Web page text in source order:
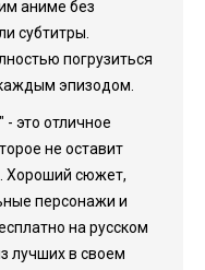
аниме без
субтитры.
погрузиться
эпизодом.
это отличное
не оставит
Хороший сюжет,
персонажи и
на русском
лучших в своем